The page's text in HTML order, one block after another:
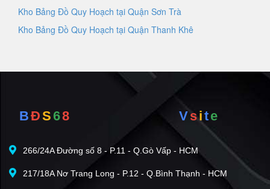
Kho Bảng Đồ Quy Hoạch tại Quận Sơn Trà
Kho Bảng Đồ Quy Hoạch tại Quận Thanh Khê
BĐS68 Vsite
266/24A Đường số 8 - P.11 - Q.Gò Vấp - HCM
217/18A Nơ Trang Long - P.12 - Q.Bình Thạnh - HCM